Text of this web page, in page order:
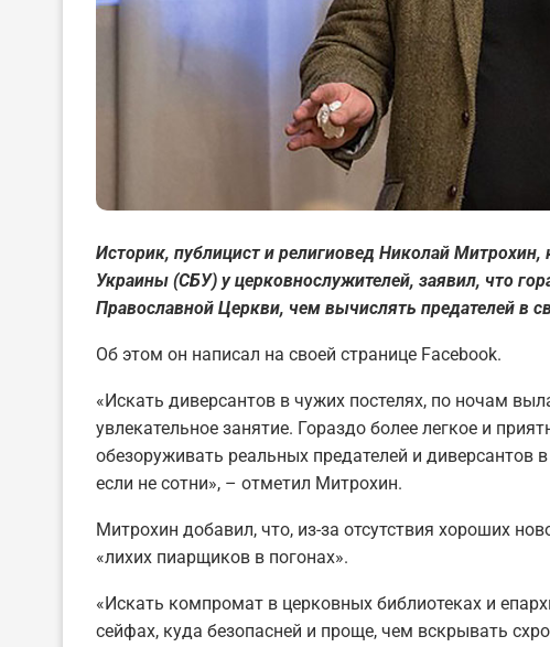
Историк, публицист и религиовед Николай
Украины (СБУ) у церковнослужителей, заявил, что
Православной Церкви, чем вычислять предателей в
Об этом он написал на своей странице Facebook.
«Искать диверсантов в чужих постелях, по ночам
увлекательное занятие. Гораздо более легкое и
обезоруживать реальных предателей и диверсантов
если не сотни», – отметил Митрохин.
Митрохин добавил, что, из-за отсутствия хороших
«лихих пиарщиков в погонах».
«Искать компромат в церковных библиотеках и
сейфах, куда безопасней и проще, чем вскрывать